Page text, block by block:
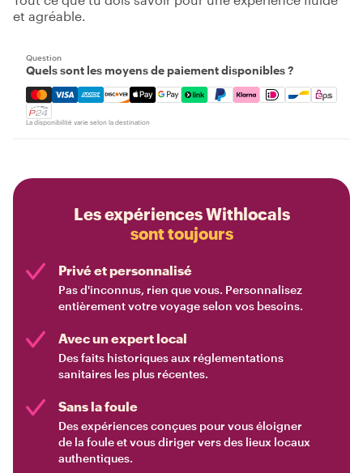
et agréable.
Question
Quels sont les moyens de paiement disponibles ?
Mastercard, Visa, Amex, Discover, Apple Pay, Google
La disponibilité varie selon la destination
Les expériences Withlocals
sont toujours
Privé et personnalisé
Pas d'inconnus, rien que vous. Personnalisez
entièrement votre voyage selon vos besoins.
Avec un expert local
Des faits historiques aux réglementations
sanitaires les plus récentes.
Sans la foule
Des expériences conçues pour vous éloigner
de la foule et vous diriger vers des lieux locaux
authentiques.